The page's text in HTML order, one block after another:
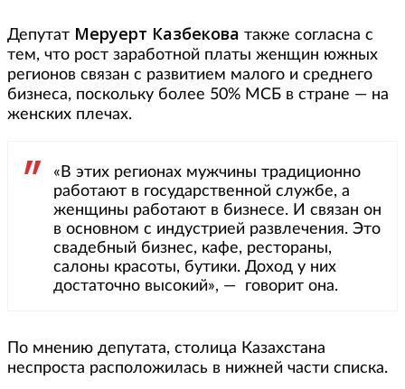
Депутат Меруерт Казбекова также согласна с
тем, что рост заработной платы женщин южных
регионов связан с развитием малого и среднего
бизнеса, поскольку более 50% МСБ в стране — на
женских плечах.
«В этих регионах мужчины традиционно
работают в государственной службе, а
женщины работают в бизнесе. И связан он
в основном с индустрией развлечения. Это
свадебный бизнес, кафе, рестораны,
салоны красоты, бутики. Доход у них
достаточно высокий», — говорит она.
По мнению депутата, столица Казахстана
неспроста расположилась в нижней части списка.